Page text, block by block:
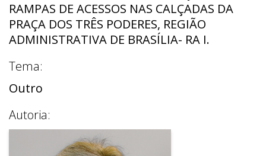
RAMPAS DE ACESSOS NAS CALÇADAS DA
PRAÇA DOS TRÊS PODERES, REGIÃO
ADMINISTRATIVA DE BRASÍLIA- RA I.
Tema:
Outro
Autoria: